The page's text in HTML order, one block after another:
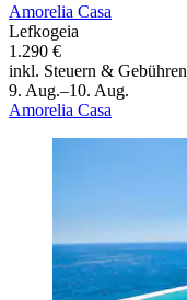
Amorelia Casa
Lefkogeia
1.290 €
inkl. Steuern & Gebühren
9. Aug.–10. Aug.
Amorelia Casa